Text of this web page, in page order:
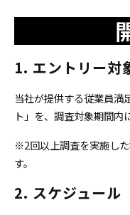
1. エントリー対
当社が提供する従業員
ト」を、調査対象期間内
※2回以上調査を実施し
す。
2. スケジュール